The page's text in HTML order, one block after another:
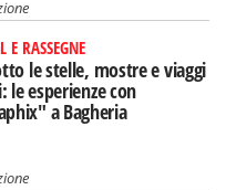
E RASSEGNE
le stelle, mostre e viaggi
le esperienze con
a Bagheria